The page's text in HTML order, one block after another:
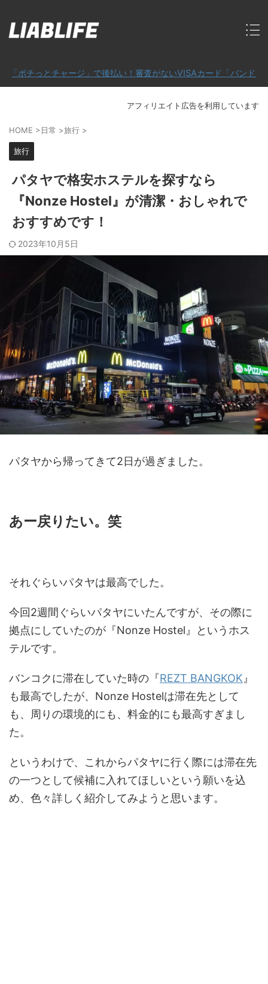
ジ」で後払い！審査がないVISAカード「バンドルカード」
アフィリエイト広告を利用しています
HOME >日常 >旅行 >
旅行
パタヤで格安ホステルを探すなら
『Nonze Hostel』が清潔・おしゃれで
おすすめです！
2023年10月5日
パタヤから帰ってきて2日が過ぎました。
あー戻りたい。笑
それぐらいパタヤは最高でした。
今回2週間ぐらいパタヤにいたんですが、その際に
拠点にしていたのが『Nonze Hostel』というホス
テルです。
バンコクに滞在していた時の『REZT BANGKOK 』
も最高でしたが、Nonze Hostelは滞在先として
も、周りの環境的にも、料金的にも最高すぎまし
た。
というわけで、これからパタヤに行く際には滞在先
の一つとして候補に入れてほしいという願いを込
め、色々詳しく紹介してみようと思います。